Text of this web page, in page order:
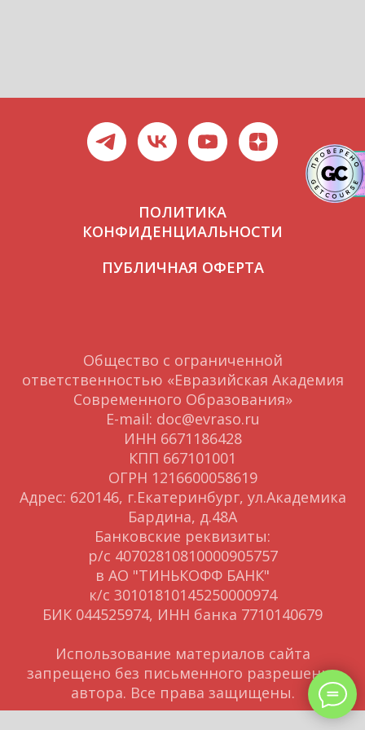
ПОЛИТИКА
КОНФИДЕНЦИАЛЬНОСТИ
ПУБЛИЧНАЯ ОФЕРТА
Общество с ограниченной
ответственностью «Евразийская Академия
Современного Образования»
E-mail: doc@evraso.ru
ИНН 6671186428
КПП 667101001
ОГРН 1216600058619
Адрес: 620146, г.Екатеринбург, ул.Академика
Бардина, д.48А
Банковские реквизиты:
р/с 40702810810000905757
в АО "ТИНЬКОФФ БАНК"
к/с 30101810145250000974
БИК 044525974, ИНН банка 7710140679
Использование материалов сайта
запрещено без письменного разрешения
автора. Все права защищены.